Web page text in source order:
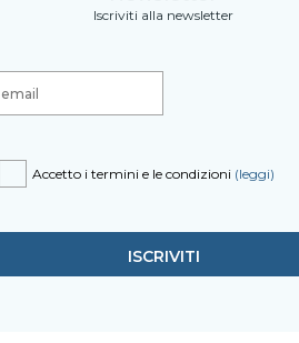
Iscriviti alla newsletter
Accetto i termini e le condizioni (leggi)